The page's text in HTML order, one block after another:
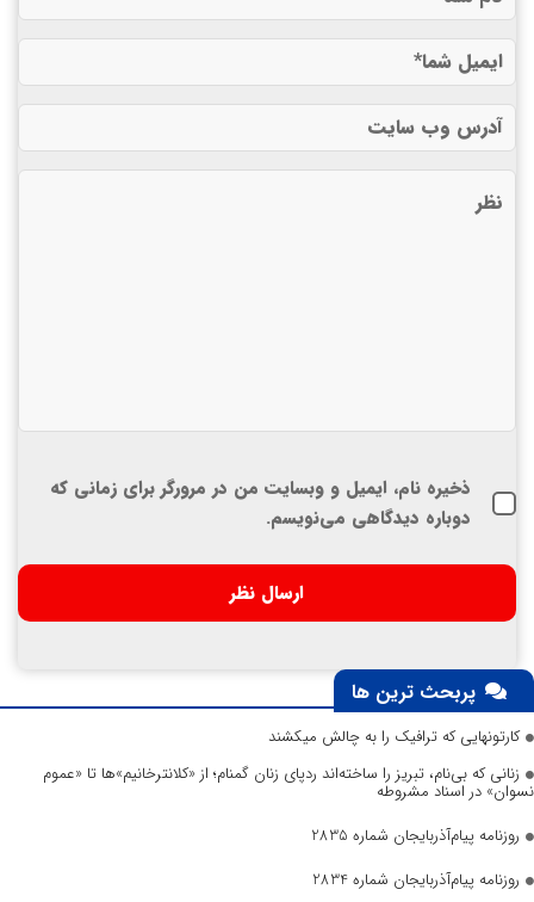
ذخیره نام، ایمیل و وبسایت من در مرورگر برای زمانی که
دوباره دیدگاهی می‌نویسم.
پربحث ترین ها
کارتونهایی که ترافیک را به چالش میکشند
زنانی که بی‌نام، تبریز را ساخته‌اند ردپای زنان گمنام؛ از «کلانترخانیم»ها تا «عموم
نسوان» در اسناد مشروطه
روزنامه پیام‌آذربایجان شماره 2835
روزنامه پیام‌آذربایجان شماره 2834